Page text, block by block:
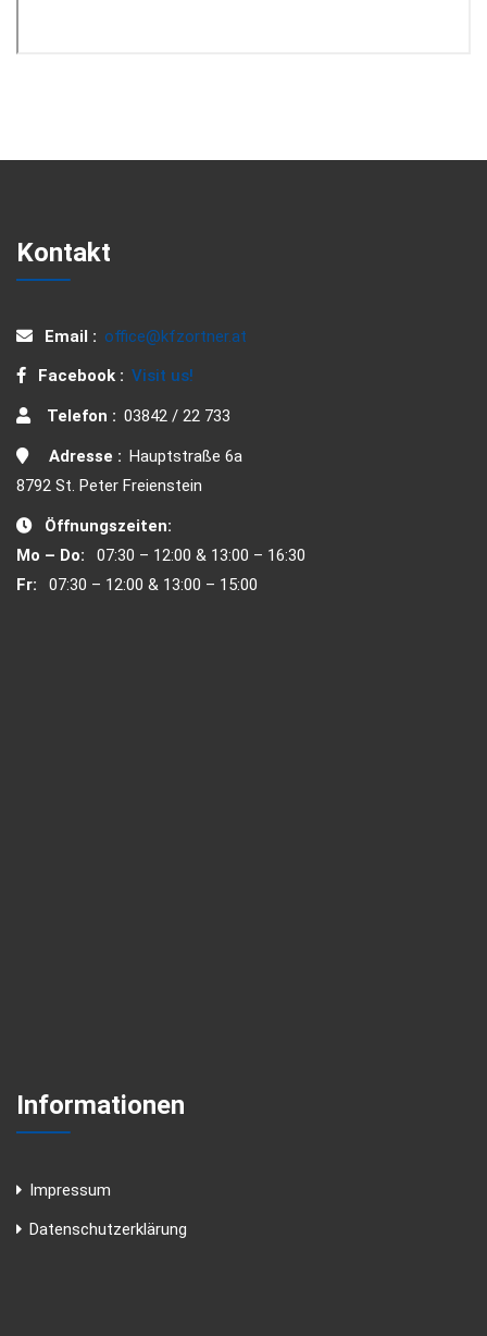
Kontakt
Email : office@kfzortner.at
Facebook : Visit us!
Telefon : 03842 / 22 733
Adresse : Hauptstraße 6a
8792 St. Peter Freienstein
Öffnungszeiten:
Mo – Do:
07:30 – 12:00 & 13:00 – 16:30
Fr:
07:30 – 12:00 & 13:00 – 15:00
Informationen
Impressum
Datenschutzerklärung